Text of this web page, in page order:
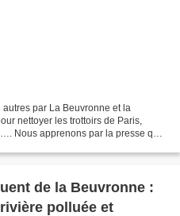
par La Beuvronne et la
nettoyer les trottoirs de Paris,
Nous apprenons par la presse que
de la Beuvronne :
polluée et